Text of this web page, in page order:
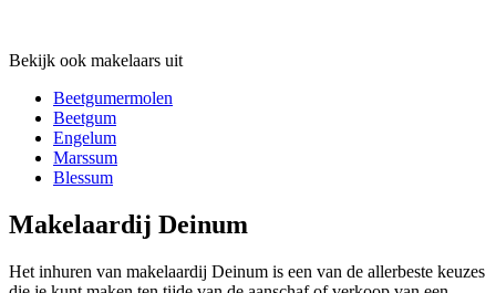
Bekijk ook makelaars uit
Beetgumermolen
Beetgum
Engelum
Marssum
Blessum
Makelaardij Deinum
Het inhuren van makelaardij Deinum is een van de allerbeste keuzes